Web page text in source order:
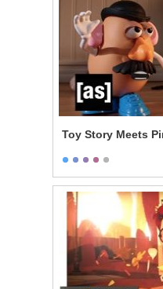
Toy Story Meets